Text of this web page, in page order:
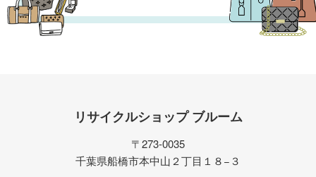
リサイクルショップ ブルーム
〒273-0035
千葉県船橋市本中山２丁目１８−３